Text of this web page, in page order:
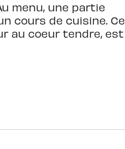
menu, une partie
cours de cuisine. Ce
au coeur tendre, est